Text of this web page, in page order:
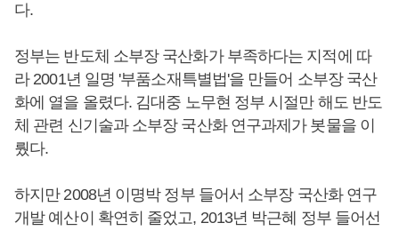
다.
정부는 반도체 소부장 국산화가 부족하다는 지적에 따
라 2001년 일명 '부품소재특별법'을 만들어 소부장 국산
화에 열을 올렸다. 김대중 노무현 정부 시절만 해도 반도
체 관련 신기술과 소부장 국산화 연구과제가 봇물을 이
뤘다.
하지만 2008년 이명박 정부 들어서 소부장 국산화 연구
개발 예산이 확연히 줄었고, 2013년 박근혜 정부 들어선